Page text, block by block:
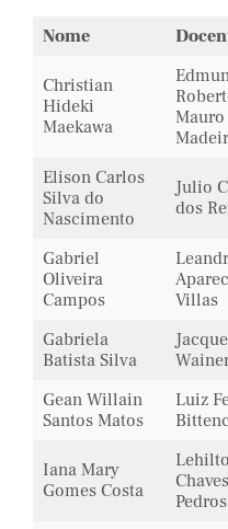
Nome
Christian
Hideki
Maekawa
Mauro
Elison Carlos
Silva do
Nascimento
Julio
dos
Gabriel
Oliveira
Campos
Villas
Gabriela
Batista Silva
Gean Willain
Santos Matos
Luiz
Iana Mary
Gomes Costa
Chaves